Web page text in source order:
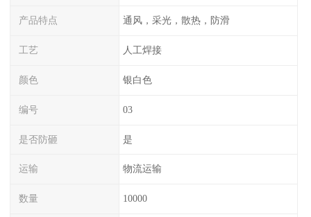
产品特点 通风，采光，散热，防滑
工艺 人工焊接
颜色 银白色
编号 03
是否防砸 是
运输 物流运输
数量 10000